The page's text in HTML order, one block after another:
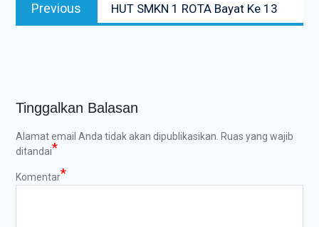
posPrevious
post:
HUT SMKN 1 ROTA Bayat Ke 13
Tinggalkan Balasan
Alamat email Anda tidak akan dipublikasikan. Ruas yang wajib
ditandai*
Komentar*